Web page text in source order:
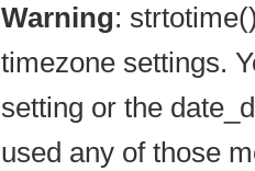
Warning:
timezone settings.
setting or the
used any of those